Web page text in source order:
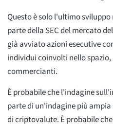
Questo è solo l'ultimo
parte della SEC del mercato
già avviato azioni esecutive
individui coinvolti nello spazio,
commercianti.
È probabile che l'indagine
parte di un'indagine più
di criptovalute. È probabile